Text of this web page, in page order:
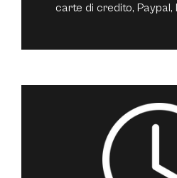
carte di credito, Paypal,